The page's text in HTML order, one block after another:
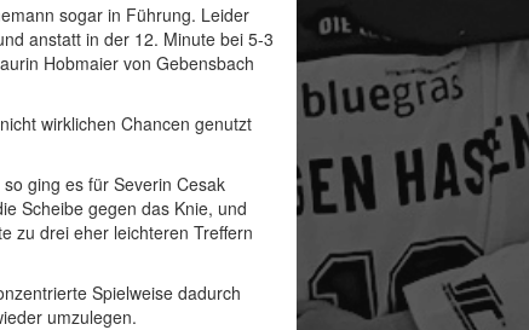
sogar in Führung. Leider
anstatt in der 12. Minute bei 5-3
Hobmaier von Gebensbach
wirklichen Chancen genutzt
ging es für Severin Cesak
Scheibe gegen das Knie, und
zu drei eher leichteren Treffern
Spielweise dadurch
umzulegen.